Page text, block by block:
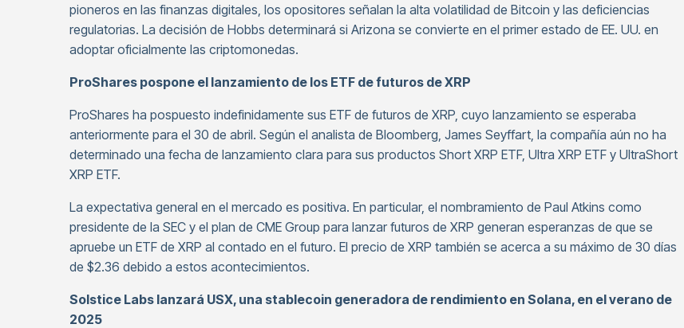
pioneros en las finanzas digitales, los opositores señalan la alta volatilidad de Bitcoin y las deficiencias
regulatorias. La decisión de Hobbs determinará si Arizona se convierte en el primer estado de EE. UU. en
adoptar oficialmente las criptomonedas.
ProShares pospone el lanzamiento de los ETF de futuros de XRP
ProShares ha pospuesto indefinidamente sus ETF de futuros de XRP, cuyo lanzamiento se esperaba
anteriormente para el 30 de abril. Según el analista de Bloomberg, James Seyffart, la compañía aún no ha
determinado una fecha de lanzamiento clara para sus productos Short XRP ETF, Ultra XRP ETF y UltraShort
XRP ETF.
La expectativa general en el mercado es positiva. En particular, el nombramiento de Paul Atkins como
presidente de la SEC y el plan de CME Group para lanzar futuros de XRP generan esperanzas de que se
apruebe un ETF de XRP al contado en el futuro. El precio de XRP también se acerca a su máximo de 30 días
de $2.36 debido a estos acontecimientos.
Solstice Labs lanzará USX, una stablecoin generadora de rendimiento en Solana, en el verano de
2025